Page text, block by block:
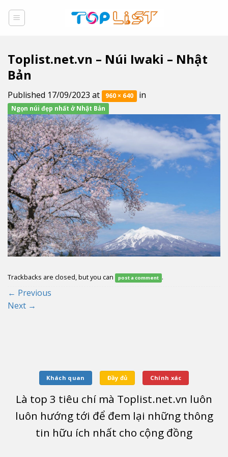
Toplist.net.vn – Núi Iwaki – Nhật
Bản
Published 17/09/2023 at 960 × 640 in
Ngọn núi đẹp nhất ở Nhật Bản
Trackbacks are closed, but you can post a comment .
← Previous
Next →
Khách quan Đầy đủ Chính xác
Là top 3 tiêu chí mà Toplist.net.vn luôn
luôn hướng tới để đem lại những thông
tin hữu ích nhất cho cộng đồng